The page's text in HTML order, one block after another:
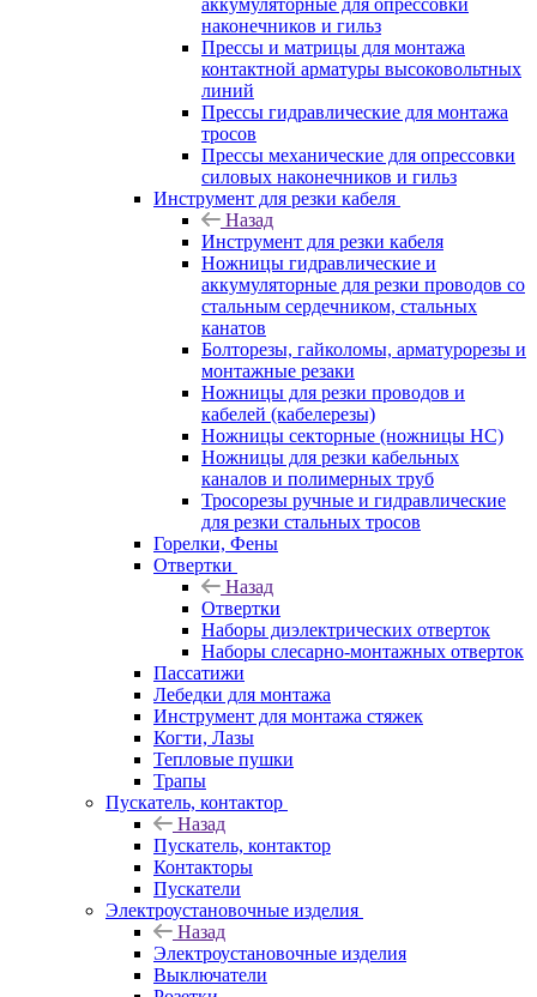
аккумуляторные для опрессовки
наконечников и гильз
Прессы и матрицы для монтажа
контактной арматуры высоковольтных
линий
Прессы гидравлические для монтажа
тросов
Прессы механические для опрессовки
силовых наконечников и гильз
Инструмент для резки кабеля
Назад
Инструмент для резки кабеля
Ножницы гидравлические и
аккумуляторные для резки проводов со
стальным сердечником, стальных
канатов
Болторезы, гайколомы, арматурорезы и
монтажные резаки
Ножницы для резки проводов и
кабелей (кабелерезы)
Ножницы секторные (ножницы НС)
Ножницы для резки кабельных
каналов и полимерных труб
Тросорезы ручные и гидравлические
для резки стальных тросов
Горелки, Фены
Отвертки
Назад
Отвертки
Наборы диэлектрических отверток
Наборы слесарно-монтажных отверток
Пассатижи
Лебедки для монтажа
Инструмент для монтажа стяжек
Когти, Лазы
Тепловые пушки
Трапы
Пускатель, контактор
Назад
Пускатель, контактор
Контакторы
Пускатели
Электроустановочные изделия
Назад
Электроустановочные изделия
Выключатели